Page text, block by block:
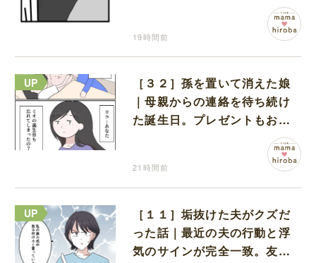
19時間前
［３２］孫を置いて消えた娘
｜母親からの連絡を待ち続け
た誕生日。プレゼントもお祝
21時間前
［１１］垢抜けた夫がクズだ
った話｜最近の夫の行動と浮
気のサインが完全一致。友人